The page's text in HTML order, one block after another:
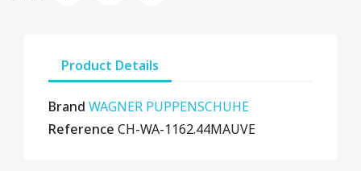
Product Details
Brand WAGNER PUPPENSCHUHE
Reference CH-WA-1162.44MAUVE